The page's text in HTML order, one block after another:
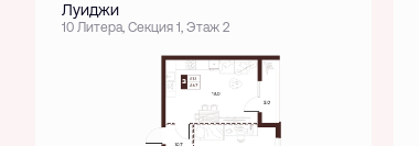
Луиджи
10 Литера, Секция 1, Этаж 2